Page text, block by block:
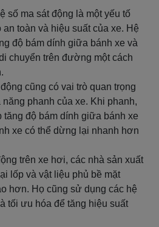
số ma sát động là một yếu tố
toàn và hiệu suất của xe. Hệ
độ bám dính giữa bánh xe và
chuyển trên đường một cách
cũng có vai trò quan trọng
phanh của xe. Khi phanh,
tăng độ bám dính giữa bánh xe
xe có thể dừng lại nhanh hơn
trên xe hơi, các nhà sản xuất
lốp và vật liệu phủ bề mặt
hơn. Họ cũng sử dụng các hệ
tối ưu hóa để tăng hiệu suất